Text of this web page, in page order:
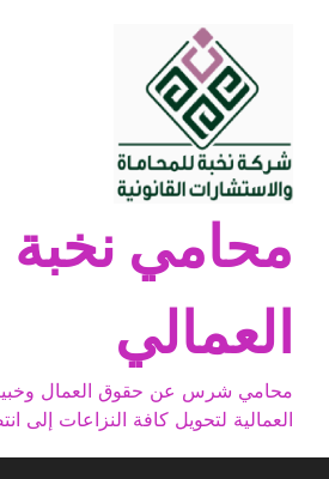
محامي نخبة
العمالي
محامي شرس عن حقوق العمال وخبير
العمالية لتحويل كافة النزاعات إلى